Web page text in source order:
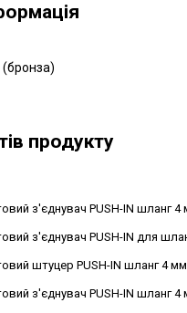
(бронза)
продукту
з'єднувач PUSH-IN шланг 4
з'єднувач PUSH-IN для
штуцер PUSH-IN шланг 4
з'єднувач PUSH-IN шланг 4